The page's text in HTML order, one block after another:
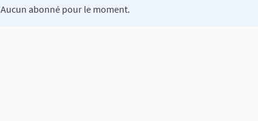
Aucun abonné pour le moment.